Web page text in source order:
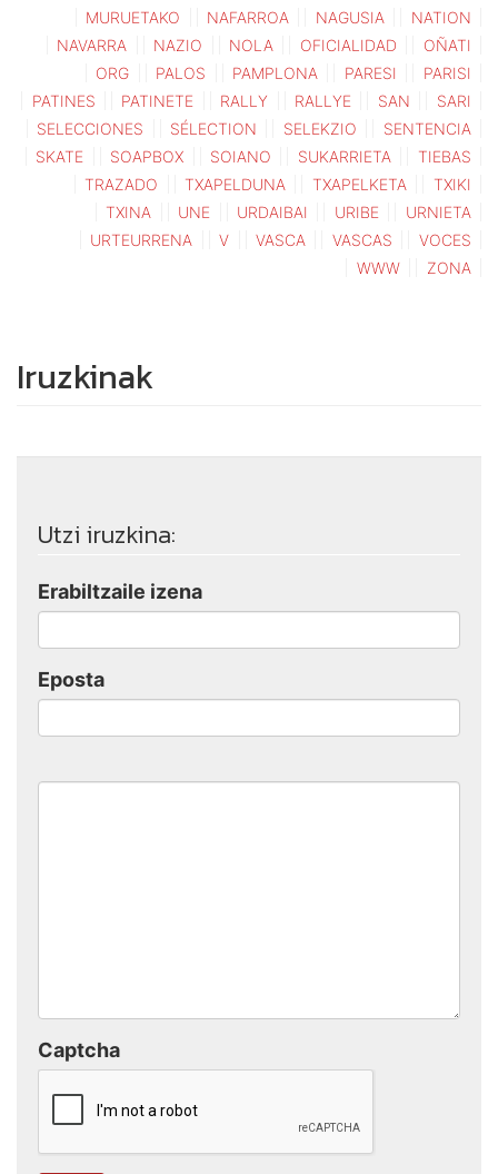
MURUETAKO
NAFARROA NAGUSIA
NATION
NAVARRA
NAZIO NOLA OFICIALIDAD
OÑATI
ORG
PALOS PAMPLONA PARESI
PARISI
PATINES
PATINETE RALLY RALLYE SAN
SARI
SELECCIONES
SÉLECTION SELEKZIO
SENTENCIA
SKATE
SOAPBOX SOIANO SUKARRIETA
TIEBAS
TRAZADO
TXAPELDUNA TXAPELKETA
TXIKI
TXINA
UNE URDAIBAI URIBE
URNIETA
URTEURRENA
V VASCA VASCAS
VOCES
WWW
ZONA
Iruzkinak
Utzi iruzkina:
Erabiltzaile izena
Eposta
Captcha